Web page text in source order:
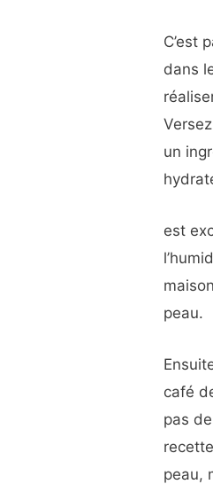
C’est
dans
Versez
un
est
peau.
café
pas
peau,